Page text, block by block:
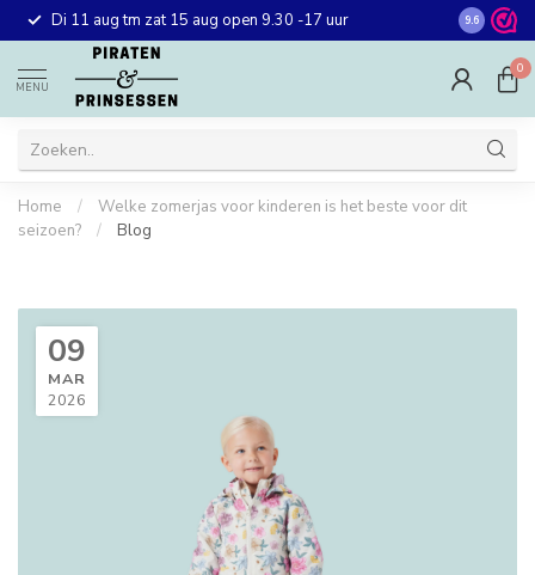
Di 11 aug tm zat 15 aug open 9.30 -17 uur Gratis
winkel in
9.6
MENU
0
Home /
Welke zomerjas voor kinderen is het beste voor dit
seizoen?
/ Blog
09
MAR
2026